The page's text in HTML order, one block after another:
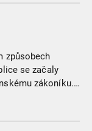
způsobech
se začaly
zákoníku.
Andreji Babišovi,
nich vložil akcie